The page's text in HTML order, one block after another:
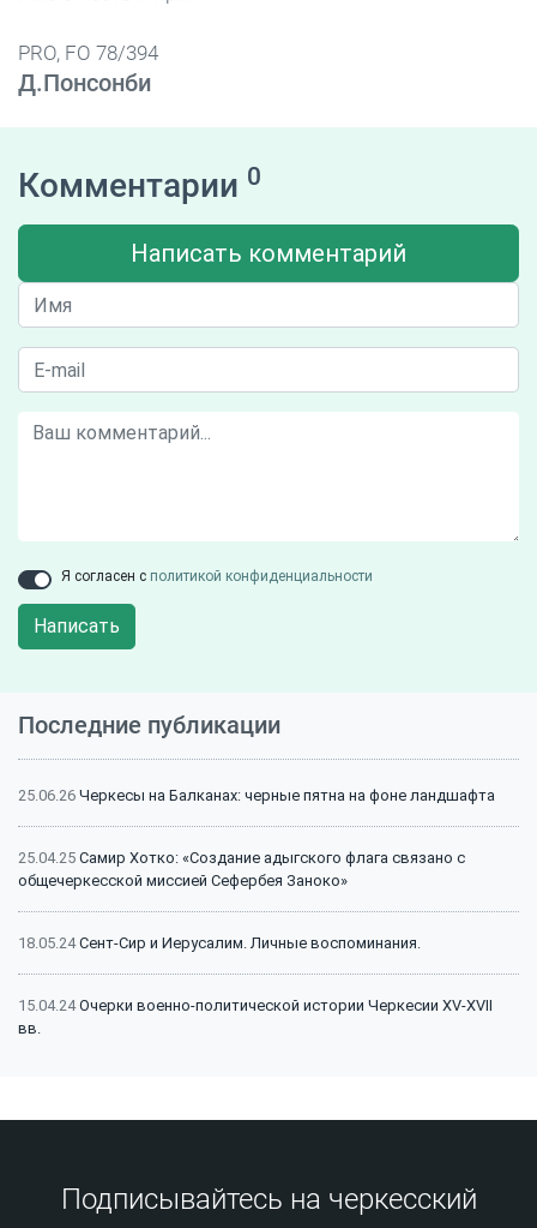
PRO, FO 78/394
Д.Понсонби
Комментарии 0
Написать комментарий
Я согласен с политикой конфиденциальности
Написать
Последние публикации
25.06.26 Черкесы на Балканах: черные пятна на фоне ландшафта
25.04.25 Самир Хотко: «Создание адыгского флага связано с
общечеркесской миссией Сефербея Заноко»
18.05.24Сент-Сир и Иерусалим. Личные воспоминания.
15.04.24Очерки военно-политической истории Черкесии XV-XVII
вв.
Подписывайтесь на черкесский